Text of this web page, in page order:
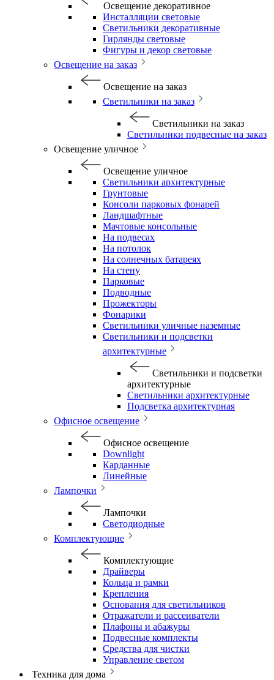
Освещение декоративное
Инсталляции световые
Светильники декоративные
Гирлянды световые
Фигуры и декор световые
Освещение на заказ
Освещение на заказ
Светильники на заказ
Светильники на заказ
Светильники подвесные на заказ
Освещение уличное
Освещение уличное
Светильники архитектурные
Грунтовые
Консоли парковых фонарей
Ландшафтные
Мачтовые консольные
На подвесах
На потолок
На солнечных батареях
На стену
Парковые
Подводные
Прожекторы
Фонарики
Светильники уличные наземные
Светильники и подсветки
архитектурные
Светильники и подсветки
архитектурные
Светильники архитектурные
Подсветка архитектурная
Офисное освещение
Офисное освещение
Downlight
Карданные
Линейные
Лампочки
Лампочки
Светодиодные
Комплектующие
Комплектующие
Драйверы
Кольца и рамки
Крепления
Основания для светильников
Отражатели и рассеиватели
Плафоны и абажуры
Подвесные комплекты
Средства для чистки
Управление светом
Техника для дома